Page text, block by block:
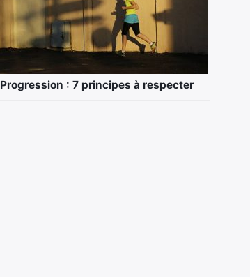
Progression : 7 principes à respecter